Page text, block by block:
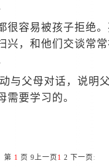
容易被孩子拒绝。
兴，和他们交谈常
与父母对话，说明
需要学习的。
第 1 页 9上一页 1 2 下一页 :